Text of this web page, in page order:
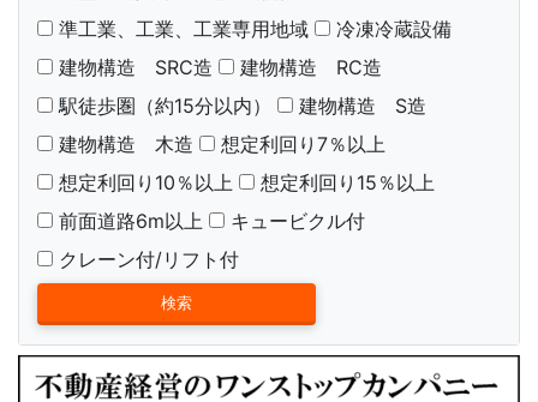
準工業、工業、工業専用地域
冷凍冷蔵設備
建物構造 SRC造
建物構造 RC造
駅徒歩圏（約15分以内）
建物構造 S造
建物構造 木造
想定利回り7％以上
想定利回り10％以上
想定利回り15％以上
前面道路6m以上
キュービクル付
クレーン付/リフト付